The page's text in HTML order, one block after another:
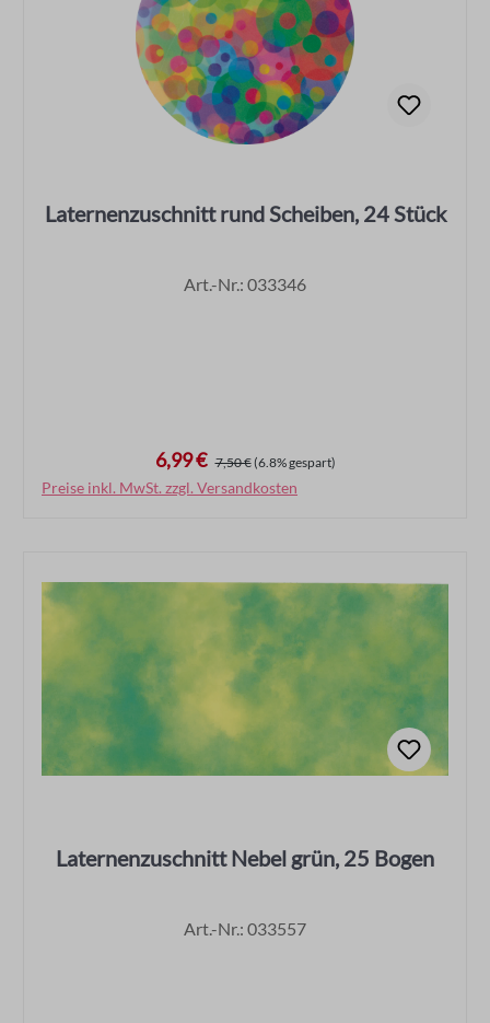
Laternenzuschnitt rund Scheiben, 24 Stück
Art.-Nr.: 033346
Verkaufspreis:6,99 € Regulärer Preis:
7,50 €(6.8% gespart)
Preise inkl. MwSt. zzgl. Versandkosten
In den Warenkorb
Laternenzuschnitt Nebel grün, 25 Bogen
Art.-Nr.: 033557